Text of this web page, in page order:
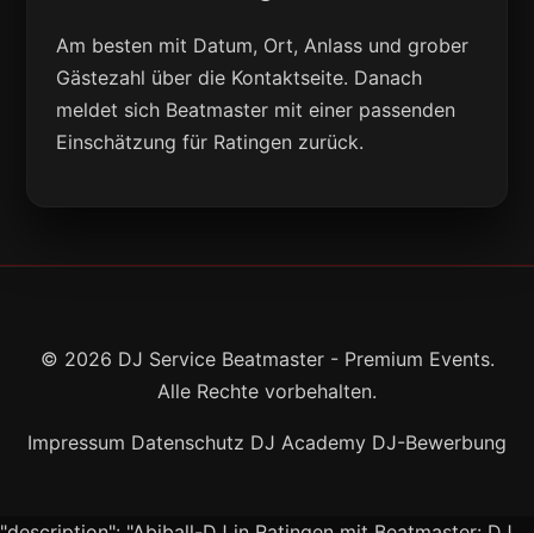
Am besten mit Datum, Ort, Anlass und grober
Gästezahl über die Kontaktseite. Danach
meldet sich Beatmaster mit einer passenden
Einschätzung für Ratingen zurück.
© 2026 DJ Service Beatmaster - Premium Events.
Alle Rechte vorbehalten.
Impressum Datenschutz DJ Academy DJ-Bewerbung